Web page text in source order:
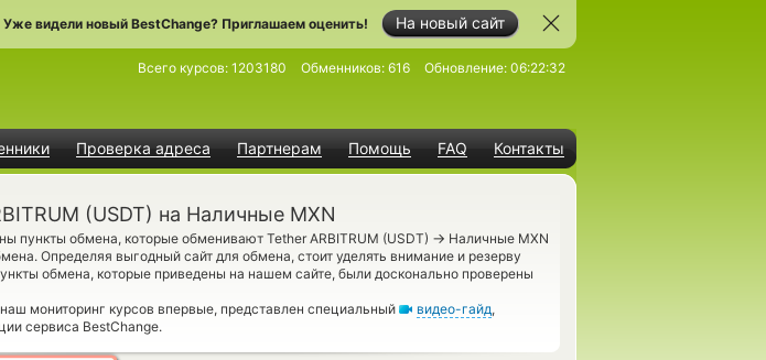
На новый сайт
Уже видели новый BestChange? Приглашаем оценить!
Проверка адреса Партнерам Помощь FAQ Контакты
Всего курсов: 1203180 Обменников: 616 Обновление: 06:22:32
(USDT) на Наличные MXN
пункты обмена, которые обменивают Tether ARBITRUM (USDT) → Наличные MXN
Определяя выгодный сайт для обмена, стоит уделять внимание и резерву
обмена, которые приведены на нашем сайте, были досконально проверены
мониторинг курсов впервые, представлен специальный
видео-гайд,
сервиса BestChange.